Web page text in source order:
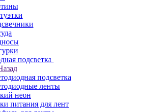
подсветка
подсветка
ленты
неон
питания для лент